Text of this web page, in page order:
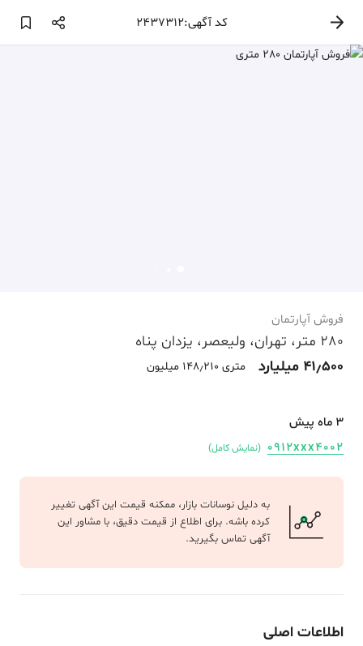
کد آگهی:2437312
فروش آپارتمان
280 متر، تهران، ولیعصر، یزدان پناه
41٫500 میلیارد
متری 148٫210 میلیون
3 ماه پیش
0912xxx4002
(نمایش کامل)
به دلیل نوسانات بازار، ممکنه قیمت این آگهی تغییر
کرده باشه. برای اطلاع از قیمت دقیق، با مشاور این
آگهی تماس بگیرید.
اطلاعات اصلی